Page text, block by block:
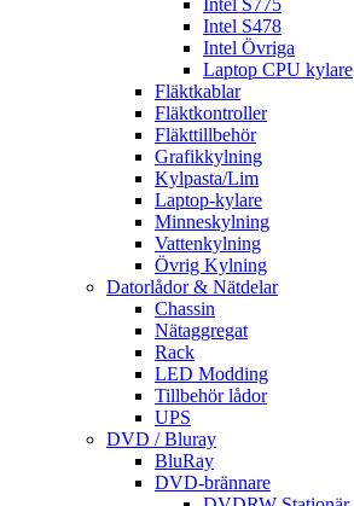
Intel S775
Intel S478
Intel Övriga
Laptop CPU kylare
Fläktkablar
Fläktkontroller
Fläkttillbehör
Grafikkylning
Kylpasta/Lim
Laptop-kylare
Minneskylning
Vattenkylning
Övrig Kylning
Datorlådor & Nätdelar
Chassin
Nätaggregat
Rack
LED Modding
Tillbehör lådor
UPS
DVD / Bluray
BluRay
DVD-brännare